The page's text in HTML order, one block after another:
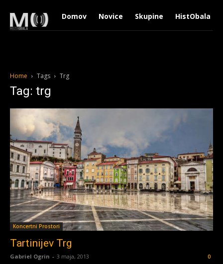
Domov Novice Skupine HistObala
Home Tags Trg
Tag: trg
Koncertni Prostori
Tartinijev Trg
Gabriel Ogrin - 3 maja, 2013 0